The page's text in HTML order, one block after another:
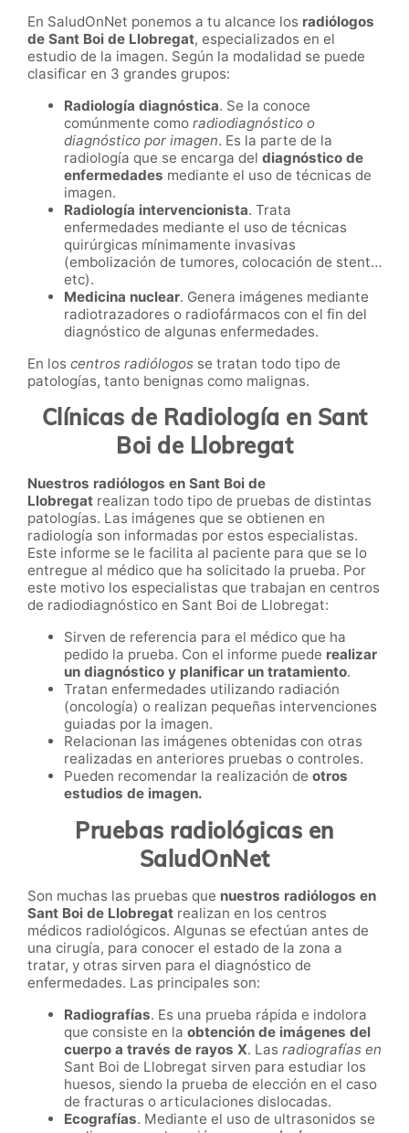
En SaludOnNet ponemos a tu alcance los radiólogos
de Sant Boi de Llobregat, especializados en el
estudio de la imagen. Según la modalidad se puede
clasificar en 3 grandes grupos:
Radiología diagnóstica. Se la conoce
comúnmente como radiodiagnóstico o
diagnóstico por imagen. Es la parte de la
radiología que se encarga del diagnóstico de
enfermedades mediante el uso de técnicas de
imagen.
Radiología intervencionista. Trata
enfermedades mediante el uso de técnicas
quirúrgicas mínimamente invasivas
(embolización de tumores, colocación de stent…
etc).
Medicina nuclear. Genera imágenes mediante
radiotrazadores o radiofármacos con el fin del
diagnóstico de algunas enfermedades.
En los centros radiólogos se tratan todo tipo de
patologías, tanto benignas como malignas.
Clínicas de Radiología en Sant
Boi de Llobregat
Nuestros radiólogos en Sant Boi de
Llobregat realizan todo tipo de pruebas de distintas
patologías. Las imágenes que se obtienen en
radiología son informadas por estos especialistas.
Este informe se le facilita al paciente para que se lo
entregue al médico que ha solicitado la prueba. Por
este motivo los especialistas que trabajan en centros
de radiodiagnóstico en Sant Boi de Llobregat:
Sirven de referencia para el médico que ha
pedido la prueba. Con el informe puede realizar
un diagnóstico y planificar un tratamiento.
Tratan enfermedades utilizando radiación
(oncología) o realizan pequeñas intervenciones
guiadas por la imagen.
Relacionan las imágenes obtenidas con otras
realizadas en anteriores pruebas o controles.
Pueden recomendar la realización de otros
estudios de imagen.
Pruebas radiológicas en
SaludOnNet
Son muchas las pruebas que nuestros radiólogos en
Sant Boi de Llobregat realizan en los centros
médicos radiológicos. Algunas se efectúan antes de
una cirugía, para conocer el estado de la zona a
tratar, y otras sirven para el diagnóstico de
enfermedades. Las principales son:
Radiografías. Es una prueba rápida e indolora
que consiste en la obtención de imágenes del
cuerpo a través de rayos X. Las radiografías en
Sant Boi de Llobregat sirven para estudiar los
huesos, siendo la prueba de elección en el caso
de fracturas o articulaciones dislocadas.
Ecografías. Mediante el uso de ultrasonidos se